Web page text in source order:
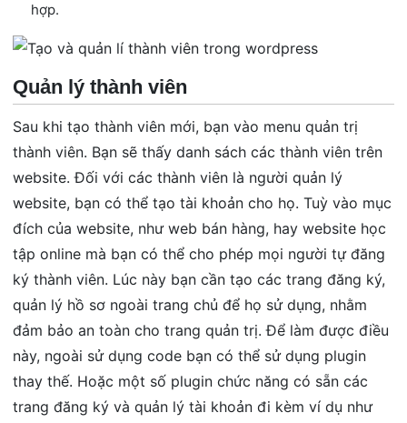
hợp.
Quản lý thành viên
Sau khi tạo thành viên mới, bạn vào menu quản trị
thành viên. Bạn sẽ thấy danh sách các thành viên trên
website. Đối với các thành viên là người quản lý
website, bạn có thể tạo tài khoản cho họ. Tuỳ vào mục
đích của website, như web bán hàng, hay website học
tập online mà bạn có thể cho phép mọi người tự đăng
ký thành viên. Lúc này bạn cần tạo các trang đăng ký,
quản lý hồ sơ ngoài trang chủ để họ sử dụng, nhằm
đảm bảo an toàn cho trang quản trị. Để làm được điều
này, ngoài sử dụng code bạn có thể sử dụng plugin
thay thế. Hoặc một số plugin chức năng có sẵn các
trang đăng ký và quản lý tài khoản đi kèm ví dụ như